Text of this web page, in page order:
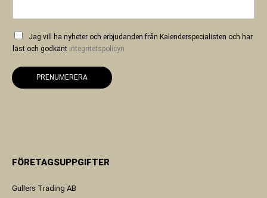
Jag vill ha nyheter och erbjudanden från Kalenderspecialisten och har
läst och godkänt integritetspolicyn
PRENUMERERA
FÖRETAGSUPPGIFTER
Gullers Trading AB